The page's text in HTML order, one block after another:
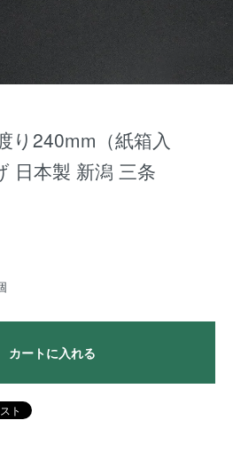
り240mm（紙箱入
日本製 新潟 三条
カートに入れる